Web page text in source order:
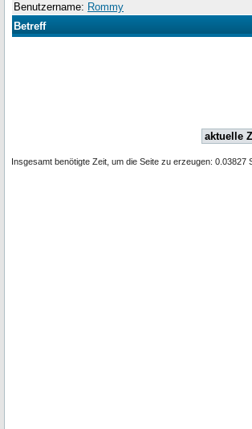
Benutzername: Rommy
Betreff
aktuelle
Insgesamt benötigte Zeit, um die Seite zu erzeugen: 0.03827